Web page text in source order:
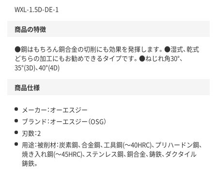
WXL-1.5D-DE-1
商品の特徴
●鋼はもちろん銅合金の切削にも効果を発揮します。●湿式、乾式
どちらの加工にもお勧めできるタイプです。●ねじれ角30°、
35°(3D)、40°(4D)
商品仕様
メーカー：オーエスジー
ブランド：オーエスジー（OSG）
刃数：2
用途：被削材：炭素鋼、合金鋼、工具鋼(～40HRC)、プリハードン鋼、
焼き入れ鋼(～45HRC)、ステンレス鋼、銅合金、鋳鉄、ダクタイル
鋳鉄。